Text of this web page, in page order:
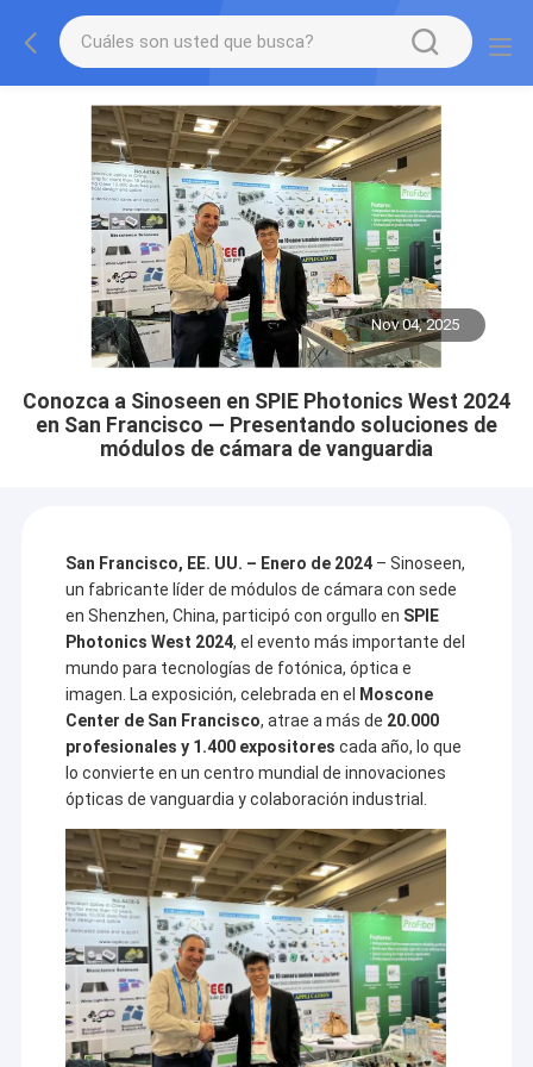
Nov 04, 2025
Conozca a Sinoseen en SPIE Photonics West 2024
en San Francisco — Presentando soluciones de
módulos de cámara de vanguardia
San Francisco, EE. UU. – Enero de 2024– Sinoseen,
un fabricante líder de módulos de cámara con sede
en Shenzhen, China, participó con orgullo en SPIE
Photonics West 2024, el evento más importante del
mundo para tecnologías de fotónica, óptica e
imagen. La exposición, celebrada en el
Moscone
Center de San Francisco, atrae a más de 20.000
profesionales y 1.400 expositores cada año, lo que
lo convierte en un centro mundial de innovaciones
ópticas de vanguardia y colaboración industrial.